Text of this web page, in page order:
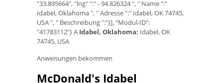
"33.895664", "lng" ":" - 94.826324 ", " Name ":"
Idabel, Oklahoma ", " Adresse ":" Idabel, OK 74745,
USA ", " Beschreibung ":"}], "Modul-ID":
"41783112"} A Idabel, Oklahoma: Idabel, OK
74745, USA
Anweisungen bekommen
McDonald's Idabel